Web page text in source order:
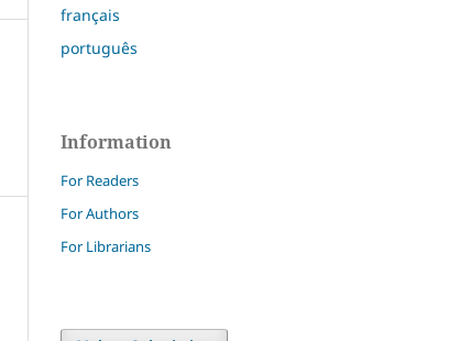
français
português
Information
For Readers
For Authors
For Librarians